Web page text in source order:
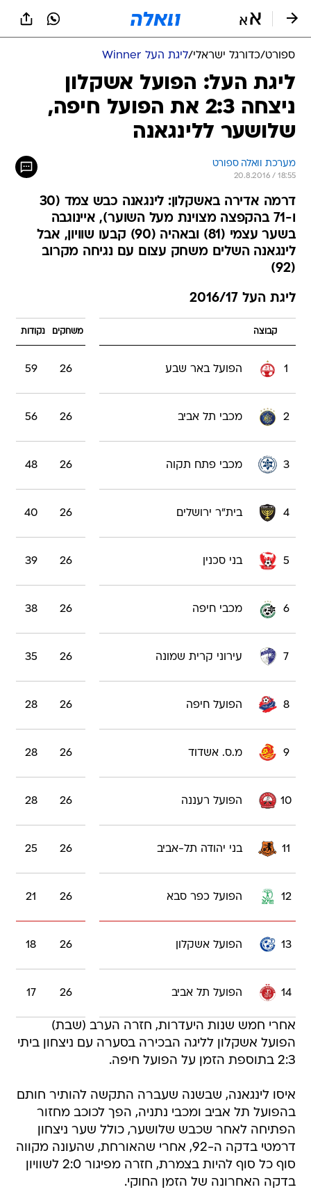
ספורט/כדורגל ישראלי/ליגת העל Winner
ליגת העל: הפועל אשקלון
ניצחה 2:3 את הפועל חיפה,
שלושער ללינגאנה
מערכת וואלה ספורט
20.8.2016 / 18:55
דרמה אדירה באשקלון: לינגאנה כבש צמד (30
ו-71 בהקפצה מצוינת מעל השוער), איינוגבה
בשער עצמי (81) ובאהיה (90) קבעו שוויון, אבל
לינגאנה השלים משחק עצום עם נגיחה מקרוב
(92)
ליגת העל 2016/17
קבוצה משחקים נקודות
1 הפועל באר שבע 26
59
2 מכבי תל אביב 26
56
3 מכבי פתח תקוה 26
48
4 בית"ר ירושלים 26
40
5 בני סכנין 26
39
6 מכבי חיפה 26
38
7 עירוני קרית שמונה 26
35
8 הפועל חיפה 26
28
9 מ.ס. אשדוד 26
28
10 הפועל רעננה 26
28
11 בני יהודה תל-אביב 26
25
12 הפועל כפר סבא 26
21
13 הפועל אשקלון 26
18
14 הפועל תל אביב 26
17
אחרי חמש שנות היעדרות, חזרה הערב (שבת)
הפועל אשקלון לליגה הבכירה בסערה עם ניצחון ביתי
2:3 בתוספת הזמן על הפועל חיפה.
איסו לינגאנה, שבשנה שעברה התקשה להותיר חותם
בהפועל תל אביב ומכבי נתניה, הפך לכוכב מחזור
הפתיחה לאחר שכבש שלושער, כולל שער ניצחון
דרמטי בדקה ה-92, אחרי שהאורחת, שהעונה מקווה
סוף כל סוף להיות בצמרת, חזרה מפיגור 2:0 לשוויון
בדקה האחרונה של הזמן החוקי.